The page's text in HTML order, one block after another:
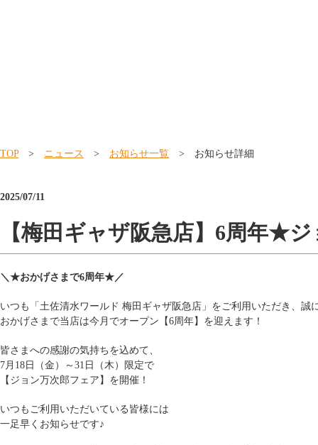
TOP> ニュース > お知らせ一覧 > お知らせ詳細
2025/07/11
【梅田ギャザ阪急店】6周年★
＼★おかげさまで6周年★／
いつも「土佐清水ワールド 梅田ギャザ阪急店」をご利用いただき、誠
おかげさまで当店は今月でオープン【6周年】を迎えます！
皆さまへの感謝の気持ちを込めて、
7月18日（金）～31日（木）限定で
【ジョン万次郎フェア】を開催！
いつもご利用いただいている皆様には
一足早くお知らせです♪